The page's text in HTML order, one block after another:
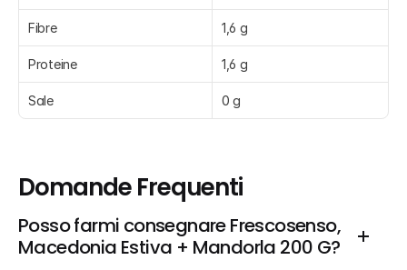
Fibre 1,6 g
Proteine 1,6 g
Sale 0 g
Domande Frequenti
Posso farmi consegnare Frescosenso,
Macedonia Estiva + Mandorla 200 G?